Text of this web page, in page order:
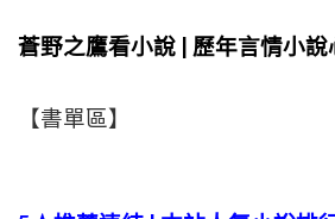
蒼野之鷹看小說 | 歷年言情小
【書單區】